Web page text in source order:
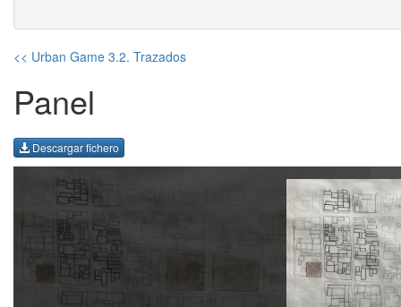
<< Urban Game 3.2. Trazados
Panel
Descargar fichero